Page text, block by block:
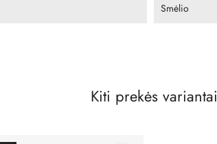
Smėlio
Kiti prekės variantai